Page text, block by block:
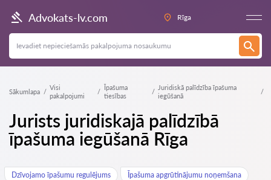
Advokats-lv.com Rīga
Sākumlapa
Visi
pakalpojumi
Īpašuma
tiesības
Juridiskā palīdzība īpašuma
iegūšanā
Jurists juridiskajā palīdzībā
īpašuma iegūšanā Rīga
Dzīvojamo īpašumu regulējums Īpašuma apgrūtinājumu noņemšana